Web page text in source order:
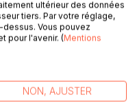
ultérieur des données
tiers. Par votre réglage,
Vous pouvez
pour l'avenir. (Mentions
NON, AJUSTER